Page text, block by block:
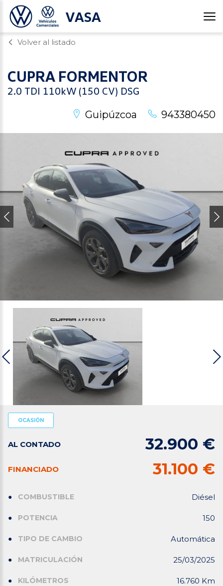
VASA
Volver al listado
CUPRA FORMENTOR
2.0 TDI 110kW (150 CV) DSG
Guipúzcoa
943380450
OCASIÓN
AL CONTADO 32.900 €
FINANCIADO 31.100 €
COMBUSTIBLE Diésel
POTENCIA 150
TIPO DE CAMBIO Automática
MATRICULACIÓN 25/03/2025
KILÓMETROS 16.760 Km